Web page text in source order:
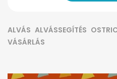
ALVÁS ALVÁSSEGÍTÉS
VÁSÁRLÁS